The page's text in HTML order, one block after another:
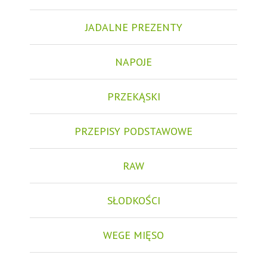
JADALNE PREZENTY
NAPOJE
PRZEKĄSKI
PRZEPISY PODSTAWOWE
RAW
SŁODKOŚCI
WEGE MIĘSO